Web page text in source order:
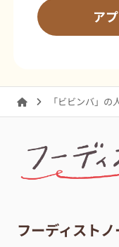
ア
「ビビンバ」の
フーディスト